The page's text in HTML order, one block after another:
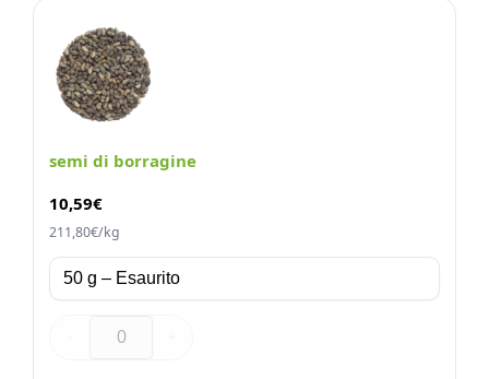
semi di borragine
10,59€
211,80€/kg